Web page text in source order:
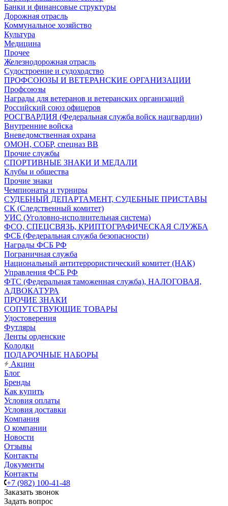
Банки и финансовые структуры
Дорожная отрасль
Коммунальное хозяйство
Культура
Медицина
Прочее
Железнодорожная отрасль
Судостроение и судоходство
ПРОФСОЮЗЫ И ВЕТЕРАНСКИЕ ОРГАНИЗАЦИИ
Профсоюзы
Награды для ветеранов и ветеранских организаций
Российский союз офицеров
РОСГВАРДИЯ (Федеральная служба войск нацгвардии)
Внутренние войска
Вневедомственная охрана
ОМОН, СОБР, спецназ ВВ
Прочие службы
СПОРТИВНЫЕ ЗНАКИ И МЕДАЛИ
Клубы и общества
Прочие знаки
Чемпионаты и турниры
СУДЕБНЫЙ ДЕПАРТАМЕНТ, СУДЕБНЫЕ ПРИСТАВЫ
СК (Следственный комитет)
УИС (Уголовно-исполнительная система)
ФСО, СПЕЦСВЯЗЬ, КРИПТОГРАФИЧЕСКАЯ СЛУЖБА
ФСБ (Федеральная служба безопасности)
Награды ФСБ РФ
Пограничная служба
Национальный антитеррористический комитет (НАК)
Управления ФСБ РФ
ФТС (Федеральная таможенная служба), НАЛОГОВАЯ,
АДВОКАТУРА
ПРОЧИЕ ЗНАКИ
СОПУТСТВУЮЩИЕ ТОВАРЫ
Удостоверения
Футляры
Ленты орденские
Колодки
ПОДАРОЧНЫЕ НАБОРЫ
Акции
Блог
Бренды
Как купить
Условия оплаты
Условия доставки
Компания
О компании
Новости
Отзывы
Контакты
Документы
Контакты
+7 (982) 100-41-48
Заказать звонок
Задать вопрос